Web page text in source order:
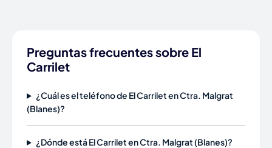
Preguntas frecuentes sobre El
Carrilet
¿Cuál es el teléfono de El Carrilet en Ctra. Malgrat
(Blanes)?
¿Dónde está El Carrilet en Ctra. Malgrat (Blanes)?